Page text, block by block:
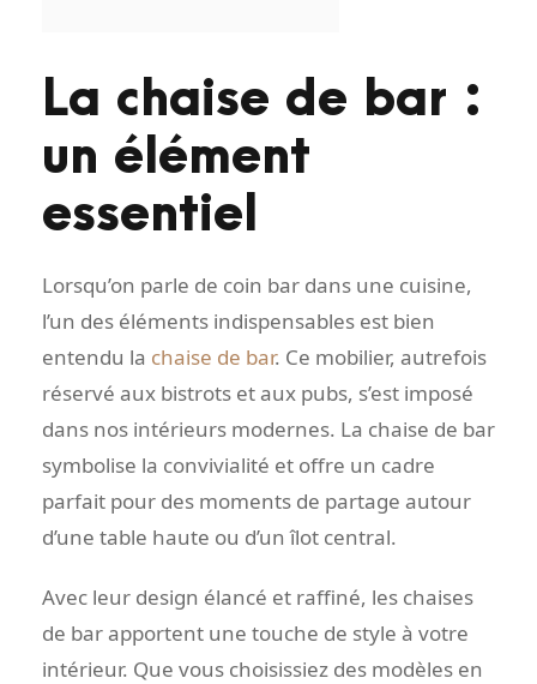
La chaise de bar :
un élément
essentiel
Lorsqu’on parle de coin bar dans une cuisine,
l’un des éléments indispensables est bien
entendu la chaise de bar. Ce mobilier, autrefois
réservé aux bistrots et aux pubs, s’est imposé
dans nos intérieurs modernes. La chaise de bar
symbolise la convivialité et offre un cadre
parfait pour des moments de partage autour
d’une table haute ou d’un îlot central.
Avec leur design élancé et raffiné, les chaises
de bar apportent une touche de style à votre
intérieur. Que vous choisissiez des modèles en